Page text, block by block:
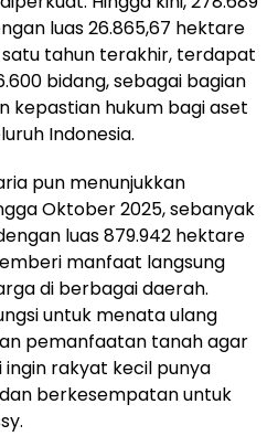
luas 26.865,67 hektare
tahun terakhir, terdapat
bidang, sebagai bagian
kepastian hukum bagi aset
Indonesia.
pun menunjukkan
Oktober 2025, sebanyak
luas 879.942 hektare
manfaat langsung
di berbagai daerah.
untuk menata ulang
pemanfaatan tanah agar
ingin rakyat kecil punya
berkesempatan untuk